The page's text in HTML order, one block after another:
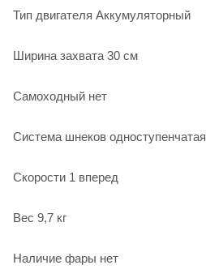
Тип двигателя Аккумуляторный
Ширина захвата 30 см
Самоходный нет
Система шнеков одноступенчатая
Скорости 1 вперед
Вес 9,7 кг
Наличие фары нет